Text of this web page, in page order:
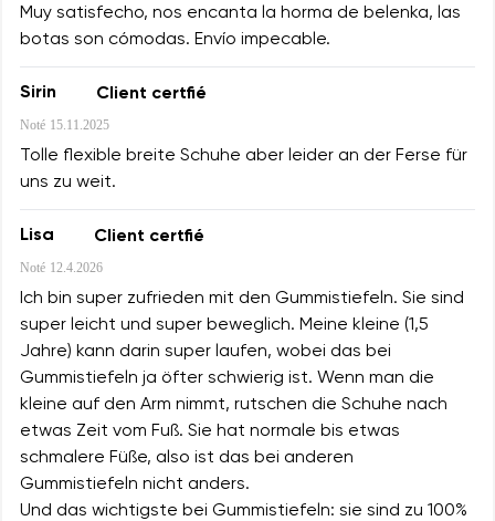
Muy satisfecho, nos encanta la horma de belenka, las
botas son cómodas. Envío impecable.
Sirin Client certfié
Noté 15.11.2025
Tolle flexible breite Schuhe aber leider an der Ferse für
uns zu weit.
Lisa Client certfié
Noté 12.4.2026
Ich bin super zufrieden mit den Gummistiefeln. Sie sind
super leicht und super beweglich. Meine kleine (1,5
Jahre) kann darin super laufen, wobei das bei
Gummistiefeln ja öfter schwierig ist. Wenn man die
kleine auf den Arm nimmt, rutschen die Schuhe nach
etwas Zeit vom Fuß. Sie hat normale bis etwas
schmalere Füße, also ist das bei anderen
Gummistiefeln nicht anders.
Und das wichtigste bei Gummistiefeln: sie sind zu 100%